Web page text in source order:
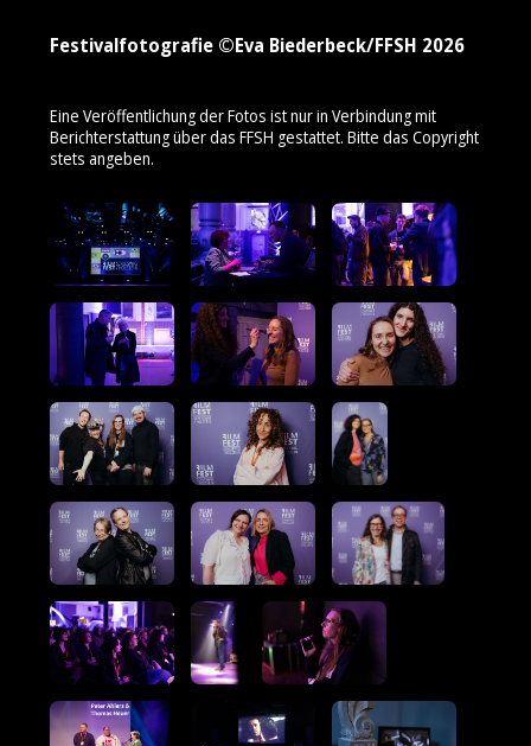
Festivalfotografie ©Eva Biederbeck/FFSH 2026
Eine Veröffentlichung der Fotos ist nur in Verbindung mit
Berichterstattung über das FFSH gestattet. Bitte das Copyright
stets angeben.